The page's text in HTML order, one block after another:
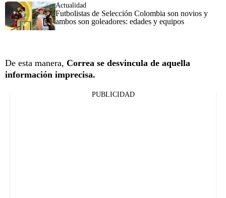
Actualidad
Futbolistas de Selección Colombia son novios y
ambos son goleadores: edades y equipos
De esta manera, Correa se desvincula de aquella
información imprecisa.
PUBLICIDAD